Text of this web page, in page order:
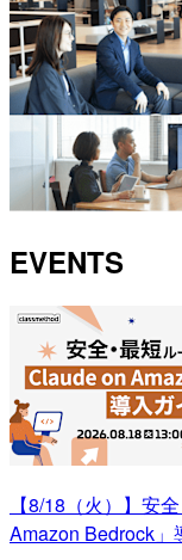
EVENTS
【8/18（火）】安
Amazon Bedrock」